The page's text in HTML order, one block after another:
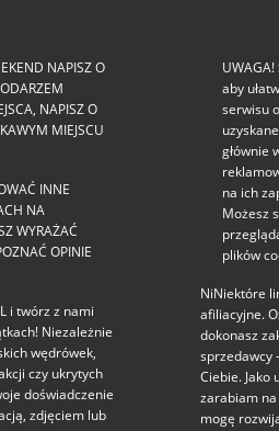
NAPISZ O
NAPISZ O
MIEJSCU
INNE
NA
WYRAŻAĆ
OPINIE
i twórz z nami
Niezależnie
wędrówek,
czy ukrytych
doświadczenie
zdjęciem lub
aby
serwisu
głównie
na ich
Możesz
plików
NiNiektóre
afiliacyjne.
dokonasz
sprzedawcy
Ciebie. Jako
zarabiam
mogę